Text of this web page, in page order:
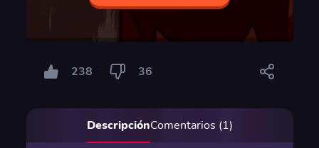
238 36
DescripciónComentarios (1)